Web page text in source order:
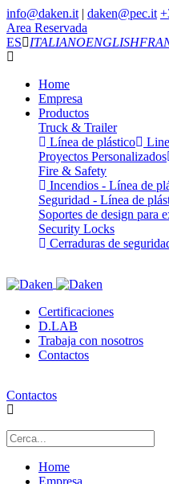
info@daken.it | daken@pec.it
Area Reservada
ES
ITALIANOENGLISH
Home
Empresa
Productos
Truck & Trailer
Línea de plástico
Proyectos Personalizados
Fire & Safety
Incendios - Línea de
Seguridad - Línea de
Soportes de design para
Security Locks
Cerraduras de
Certificaciones
D.LAB
Trabaja con nosotros
Contactos
Contactos
Home